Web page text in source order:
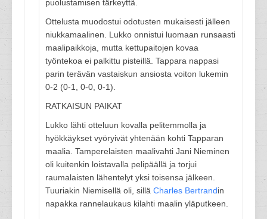
puolustamisen tärkeyttä.
Ottelusta muodostui odotusten mukaisesti jälleen
niukkamaalinen. Lukko onnistui luomaan runsaasti
maalipaikkoja, mutta kettupaitojen kovaa
työntekoa ei palkittu pisteillä. Tappara nappasi
parin terävän vastaiskun ansiosta voiton lukemin
0-2 (0-1, 0-0, 0-1).
RATKAISUN PAIKAT
Lukko lähti otteluun kovalla pelitemmolla ja
hyökkäykset vyöryivät yhtenään kohti Tapparan
maalia. Tamperelaisten maalivahti Jani Nieminen
oli kuitenkin loistavalla pelipäällä ja torjui
raumalaisten lähentelyt yksi toisensa jälkeen.
Tuuriakin Niemisellä oli, sillä Charles Bertrandin
napakka rannelaukaus kilahti maalin yläputkeen.